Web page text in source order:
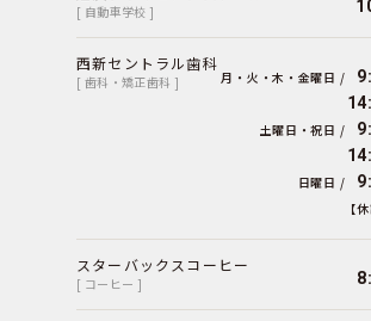
[ 自動車学校 ]
西新セントラル歯科
[ 歯科・矯正歯科 ] 月・火・木・金曜日 /
土曜日・祝日 /
日曜日 /
【
スターバックスコーヒー
[ コーヒー ]